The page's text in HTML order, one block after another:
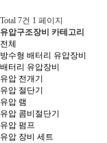
Total 7건 1 페이지
유압구조장비 카테고리
전체
방수형 배터리 유압장비
배터리 유압장비
유압 전개기
유압 절단기
유압 램
유압 콤비절단기
유압 펌프
유압 장비 세트